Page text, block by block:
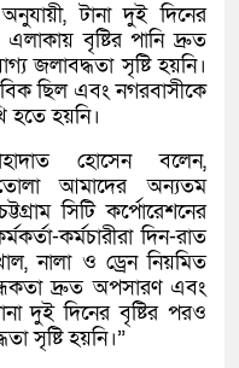
টানা দুই দিনের
বৃষ্টির পানি দ্রুত
জলাবদ্ধতা সৃষ্টি হয়নি।
ছিল এবং নগরবাসীকে
হতে হয়নি।
হোসেন বলেন,
তোলা আমাদের অন্যতম
সিটি কর্পোরেশনের
কর্মচারীরা দিন-রাত
নালা ও ড্রেন নিয়মিত
দ্রুত অপসারণ এবং
দুই দিনের বৃষ্টির পরও
সৃষ্টি হয়নি।”